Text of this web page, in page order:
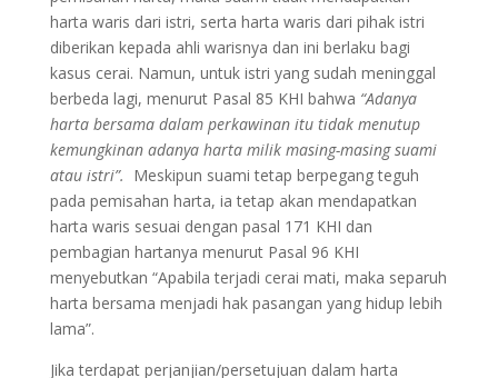
harta waris dari istri, serta harta waris dari pihak istri
diberikan kepada ahli warisnya dan ini berlaku bagi
kasus cerai. Namun, untuk istri yang sudah meninggal
berbeda lagi, menurut Pasal 85 KHI bahwa “Adanya
harta bersama dalam perkawinan itu tidak menutup
kemungkinan adanya harta milik masing-masing suami
atau istri”. Meskipun suami tetap berpegang teguh
pada pemisahan harta, ia tetap akan mendapatkan
harta waris sesuai dengan pasal 171 KHI dan
pembagian hartanya menurut Pasal 96 KHI
menyebutkan “Apabila terjadi cerai mati, maka separuh
harta bersama menjadi hak pasangan yang hidup lebih
lama”.
Jika terdapat perjanjian/persetujuan dalam harta